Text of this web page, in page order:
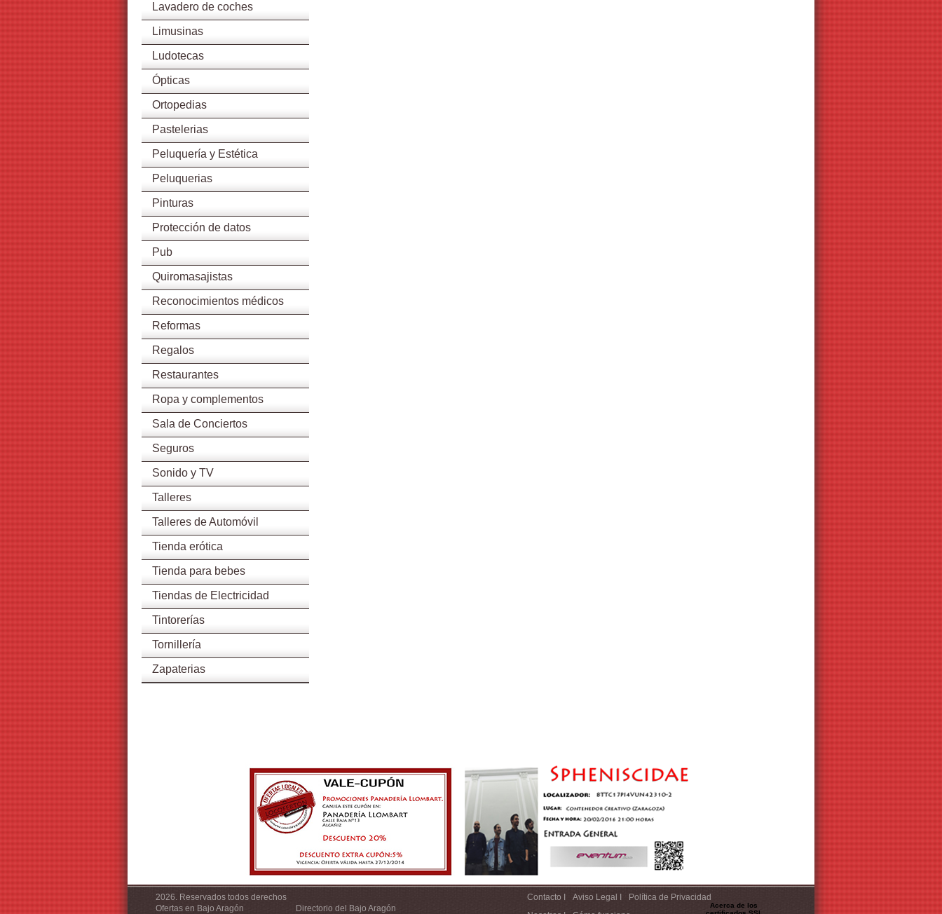
Lavadero de coches
Limusinas
Ludotecas
Ópticas
Ortopedias
Pastelerias
Peluquería y Estética
Peluquerias
Pinturas
Protección de datos
Pub
Quiromasajistas
Reconocimientos médicos
Reformas
Regalos
Restaurantes
Ropa y complementos
Sala de Conciertos
Seguros
Sonido y TV
Talleres
Talleres de Automóvil
Tienda erótica
Tienda para bebes
Tiendas de Electricidad
Tintorerías
Tornillería
Zapaterias
2026. Reservados todos derechos
Ofertas en Bajo Aragón
Directorio del Bajo Aragón
Contacto I Aviso Legal I
Política de Privacidad
Acerca de los